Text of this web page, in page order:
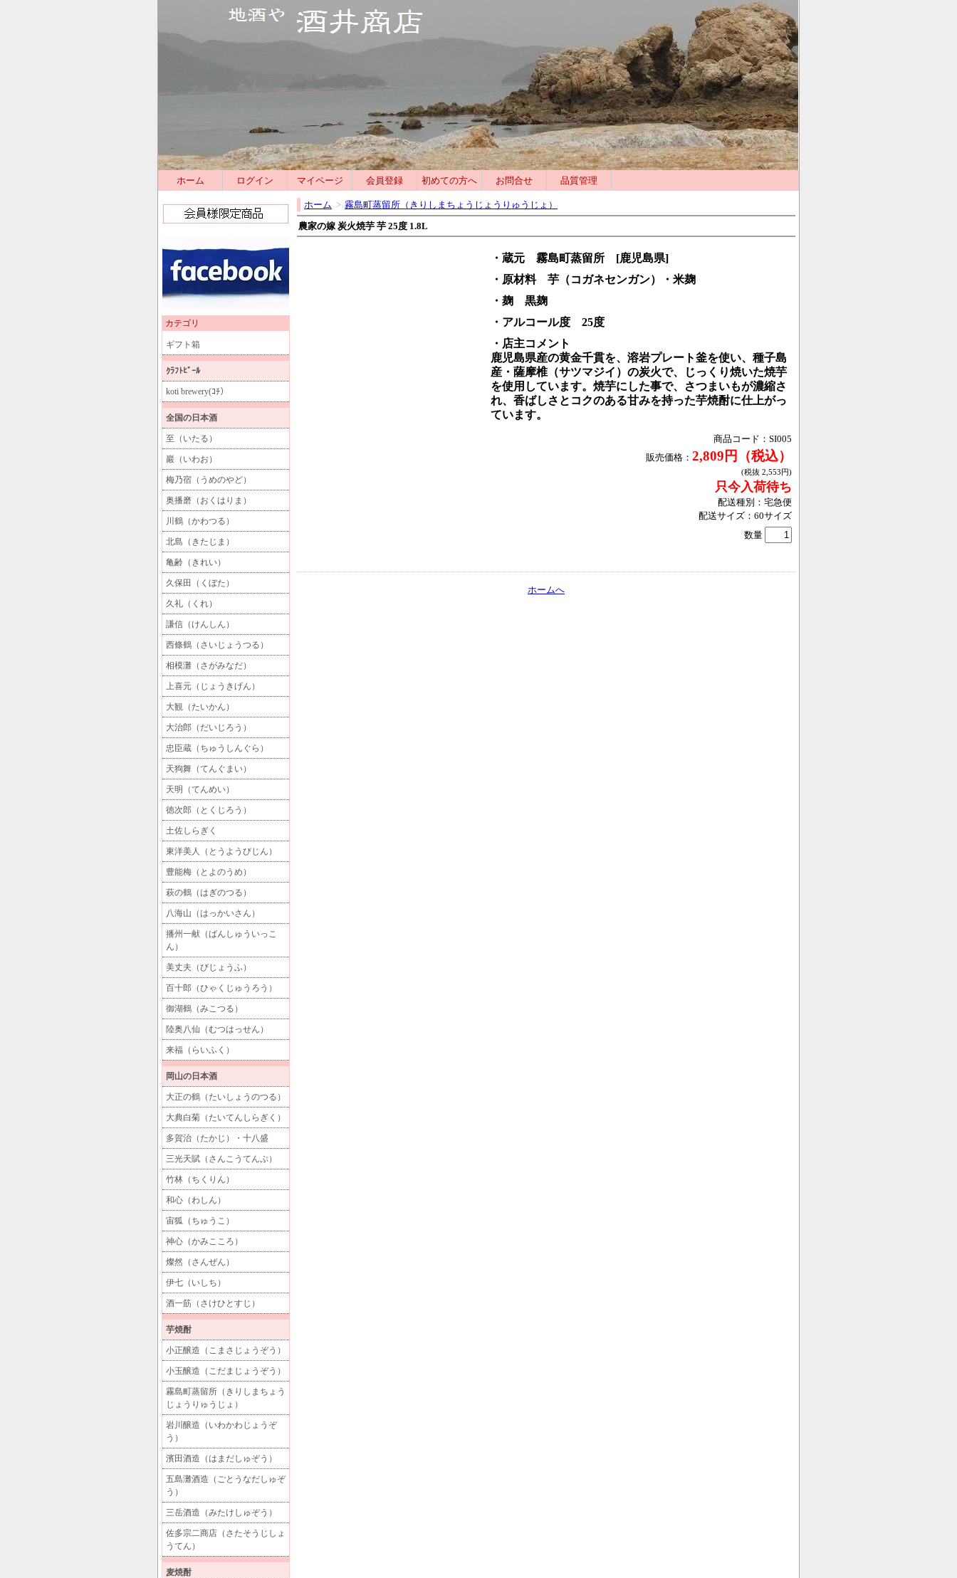
ホーム ログイン マイページ 会員登録 初めての方へ お問合せ 品質管理
ホーム > 霧島町蒸留所（きりしまちょうじょうりゅうじょ）
農家の嫁 炭火焼芋 芋 25度 1.8L
・蔵元 霧島町蒸留所 [鹿児島県]
・原材料 芋（コガネセンガン）・米麹
・麹 黒麹
・アルコール度 25度
・店主コメント
鹿児島県産の黄金千貫を、溶岩プレート釜を使い、種子島
産・薩摩椎（サツマジイ）の炭火で、じっくり焼いた焼芋
を使用しています。 焼芋にした事で、さつまいもが濃縮さ
れ、香ばしさとコクのある甘みを持った芋焼酎に仕上がっ
ています。
商品コード： SI005
販売価格： 2,809 円 （税込）
(税抜 2,553円)
只今入荷待ち
配送種別： 宅急便
配送サイズ： 60サイズ
数量
ホームへ
カテゴリ
ギフト箱
ｸﾗﾌﾄﾋﾞｰﾙ
koti brewery(ｺﾁ）
全国の日本酒
至（いたる）
巖（いわお）
梅乃宿（うめのやど）
奥播磨（おくはりま）
川鶴（かわつる）
北島（きたじま）
亀齢（きれい）
久保田（くぼた）
久礼（くれ）
謙信（けんしん）
西條鶴（さいじょうつる）
相模灘（さがみなだ）
上喜元（じょうきげん）
大観（たいかん）
大治郎（だいじろう）
忠臣蔵（ちゅうしんぐら）
天狗舞（てんぐまい）
天明（てんめい）
徳次郎（とくじろう）
土佐しらぎく
東洋美人（とうようびじん）
豊能梅（とよのうめ）
萩の鶴（はぎのつる）
八海山（はっかいさん）
播州一献（ばんしゅういっこ
ん）
美丈夫（びじょうふ）
百十郎（ひゃくじゅうろう）
御湖鶴（みこつる）
陸奥八仙（むつはっせん）
来福（らいふく）
岡山の日本酒
大正の鶴（たいしょうのつる）
大典白菊（たいてんしらぎく）
多賀治（たかじ）・十八盛
三光天賦（さんこうてんぷ）
竹林（ちくりん）
和心（わしん）
宙狐（ちゅうこ）
神心（かみこころ）
燦然（さんぜん）
伊七（いしち）
酒一筋（さけひとすじ）
芋焼酎
小正醸造（こまさじょうぞう）
小玉醸造（こだまじょうぞう）
霧島町蒸留所（きりしまちょう
じょうりゅうじょ）
岩川醸造（いわかわじょうぞ
う）
濱田酒造（はまだしゅぞう）
五島灘酒造（ごとうなだしゅぞ
う）
三岳酒造（みたけしゅぞう）
佐多宗二商店（さたそうじしょ
うてん）
麦焼酎